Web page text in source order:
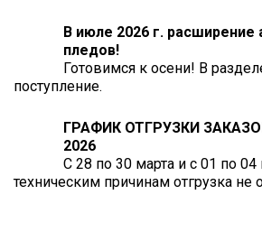
В июле 2026 г. расширение
пледов!
Готовимся к осени! В
поступление.
ГРАФИК ОТГРУЗКИ
2026
С 28 по 30 марта и с 01 по 04
техническим причинам отгрузка не